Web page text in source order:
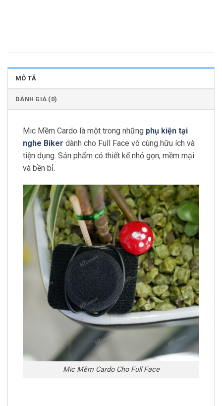
MÔ TẢ
ĐÁNH GIÁ (0)
Mic Mềm Cardo là một trong những phụ kiện tại
nghe Biker dành cho Full Face vô cùng hữu ích và
tiện dụng. Sản phẩm có thiết kế nhỏ gọn, mềm mại
và bền bỉ.
Mic Mềm Cardo Cho Full Face